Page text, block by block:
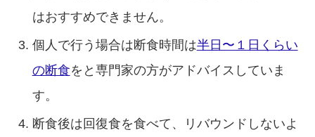
はおすすめできません。
個人で行う場合は断食時間は半日〜１日くらい
の断食をと専門家の方がアドバイスしていま
す。
断食後は回復食を食べて、リバウンドしないよ